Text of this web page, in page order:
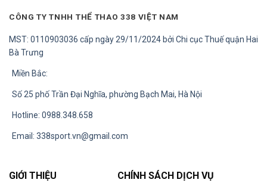
CÔNG TY TNHH THỂ THAO 338 VIỆT NAM
MST: 0110903036 cấp ngày 29/11/2024 bởi Chi cục Thuế quận Hai
Bà Trưng
Miền Bắc:
Số 25 phố Trần Đại Nghĩa, phường Bạch Mai, Hà Nội
Hotline: 0988.348.658
Email: 338sport.vn@gmail.com
GIỚI THIỆU CHÍNH SÁCH DỊCH VỤ